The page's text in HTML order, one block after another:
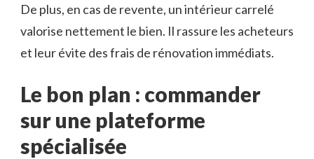
De plus, en cas de revente, un intérieur carrelé
valorise nettement le bien. Il rassure les acheteurs
et leur évite des frais de rénovation immédiats.
Le bon plan : commander
sur une plateforme
spécialisée